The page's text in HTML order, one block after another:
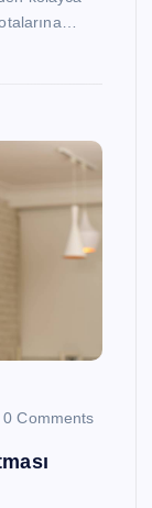
0 Comments